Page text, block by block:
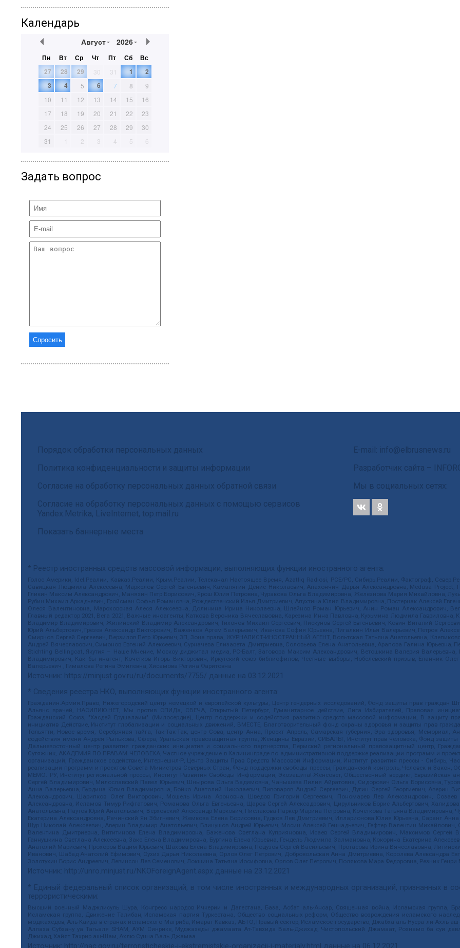
Календарь
Август 2026
Пн Вт Ср Чт Пт Сб
Вс
27
28 29 30 31 1
2
3
4 5 6 7 8
9
10
11 12 13 14 15
16
17
18 19 20 21 22
23
24
25 26 27 28 29
30
31
1 2 3 4 5 6
Задать вопрос
Порядок обработки персональных данных
Политика конфиденциальности и защиты информации
Согласие на обработку персональных данных обратной связи
Согласие на обработку персональных данных с помощью сервисов
Yandex.Metrika, LiveInternet, top.mail.ru
Показать баннерные места
E-mail: info@elbrusnews.ru
Разработчик сайта –
Мы в социальных сетях:
* Реестр иностранных средств массовой информации, выполняющих функции иностранного агента:
Голос Америки, Idel.Реалии, Кавказ.Реалии, Крым.Реалии, Телеканал Настоящее Время, Azatliq Radiosi, PCE/PC, Сибирь.Реалии, Фактограф,
Савицкая Людмила Алексеевна, Маркелов Сергей Евгеньевич, Камалягин Денис Николаевич, Апахончич Дарья Александровна, Medusa Project,
Гликин Максим Александрович, Маняхин Петр Борисович, Ярош Юлия Петровна, Чуракова Ольга Владимировна, Железнова Мария Михайловна,
Рубин Михаил Аркадьевич, Гройсман Софья Романовна, Рождественский Илья Дмитриевич, Апухтина Юлия Владимировна, Постернак Алексей
Олеся Валентиновна, Мароховская Алеся Алексеевна, Долинина Ирина Николаевна, Шлейнов Роман Юрьевич, Анин Роман Александрович,
Главный редактор 2021, Вега 2021, Важные иноагенты, Каткова Вероника Вячеславовна, Карезина Инна Павловна, Кузьмина Людмила
Владимир Владимирович, Жилинский Владимир Александрович, Тихонов Михаил Сергеевич, Пискунов Сергей Евгеньевич, Ковин Виталий
Юрий Альбертович, Грезев Александр Викторович, Важенков Артем Валерьевич, Иванова София Юрьевна, Пигалкин Илья Валерьевич, Петров
Смирнов Сергей Сергеевич, Верзилов Петр Юрьевич, ЗП, Зона права, ЖУРНАЛИСТ-ИНОСТРАННЫЙ АГЕНТ, Вольтская Татьяна Анатольевна,
Андрей Вячеславович, Симонов Евгений Алексеевич, Сурначева Елизавета Дмитриевна, Соловьева Елена Анатольевна, Арапова Галина
Stichting Bellingcat, Якутия – Наше Мнение, Москоу диджитал медиа, РС-Балт, Заговора Максим Александрович, Ветошкина Валерия
Владимирович, Как бы инагент, Кочетков Игорь Викторович, Иркутский союз библиофилов, Честные выборы, Нобелевский призыв, Еланчик
Валерьевич , Гималова Регина Эмилевна, Хисамова Регина Фаритовна
Источник: https://minjust.gov.ru/ru/documents/7755/ данные на 03.12.2021
* Сведения реестра НКО, выполняющих функции иностранного агента:
Гражданин.Армия.Право, Нижегородский центр немецкой и европейской культуры, Центр гендерных исследований, Фонд защиты прав граждан
Альянс врачей, НАСИЛИЮ.НЕТ, Мы против СПИДа, СВЕЧА, Открытый Петербург, Гуманитарное действие, Лига Избирателей, Правовая
Гражданский Союз, "Хасдей Ерушалаим" (Милосердие), Центр поддержки и содействия развитию средств массовой информации, В защиту
инициатив Действие, Институт глобализации и социальных движений, ВМЕСТЕ, Благотворительный фонд охраны здоровья и защиты прав
Тольятти, Новое время, Серебряная тайга, Так-Так-Так, центр Сова, центр Анна, Проект Апрель, Самарская губерния, Эра здоровья, Мемориал,
содействия имени Андрея Рылькова, Сфера, Уральская правозащитная группа, Женщины Евразии, СИБАЛЬТ, Институт прав человека, Фонд защиты
Дальневосточный центр развития гражданских инициатив и социального партнерства, Пермский региональный правозащитный центр,
Сутяжник, АКАДЕМИЯ ПО ПРАВАМ ЧЕЛОВЕКА, Частное учреждение в Калининграде по административной поддержке реализации программ и
организаций, Гражданское содействие, Интернешнл-Р, Центр Защиты Прав Средств Массовой Информации, Институт развития прессы - Сибирь,
реализации программ и проектов Совета Министров Северных Стран, Фонд поддержки свободы прессы, Гражданский контроль, Человек и
МЕМО. РУ, Институт региональной прессы, Институт Развития Свободы Информации, Экозащита!-Женсовет, Общественный вердикт, Евразийская
Сергей Владимирович, Милославский Павел Юрьевич, Шнырова Ольга Вадимовна, Чанышева Лилия Айратовна, Сидорович Ольга Борисовна,
Анна Валерьевна, Бурдина Юлия Владимировна, Бойко Анатолий Николаевич, Пивоваров Андрей Сергеевич, Дугин Сергей Георгиевич, Аверин
Александрович, Шарипков Олег Викторович, Мошель Ирина Ароновна, Шведов Григорий Сергеевич, Пономарев Лев Александрович,
Александровна, Исламов Тимур Рифгатович, Романова Ольга Евгеньевна, Щаров Сергей Алексадрович, Цирульников Борис Альбертович,
Анатольевна, Паутов Юрий Анатольевич, Верховский Александр Маркович, Пислакова-Паркер Марина Петровна, Кочеткова Татьяна Владимировна,
Екатерина Александровна, Рачинский Ян Збигневич, Жемкова Елена Борисовна, Гудков Лев Дмитриевич, Илларионова Юлия Юрьевна, Саранг
Щур Николай Алексеевич, Аверин Владимир Анатольевич, Блинушов Андрей Юрьевич, Мосин Алексей Геннадьевич, Гефтер Валентин
Валентина Дмитриевна, Вититинова Елена Владимировна, Баженова Светлана Куприяновна, Исаев Сергей Владимирович, Максимов Сергей
Ганнушкина Светлана Алексеевна, Закс Елена Владимировна, Буртина Елена Юрьевна, Гендель Людмила Залмановна, Кокорина Екатерина
Анатолий Мариевич, Прохоров Вадим Юрьевич, Шахова Елена Владимировна, Подузов Сергей Васильевич, Протасова Ирина Вячеславовна,
Иванович, Шабад Анатолий Ефимович, Сухих Дарья Николаевна, Орлов Олег Петрович, Добровольская Анна Дмитриевна, Королева Александра
Золотухин Борис Андреевич, Левинсон Лев Семенович, Локшина Татьяна Иосифовна, Орлов Олег Петрович, Полякова Мара Федоровна, Резник
Источник: http://unro.minjust.ru/NKOForeignAgent.aspx данные на 23.12.2021
* Единый федеральный список организаций, в том числе иностранных и международных организаций, признанных в
террористическими:
Высший военный Маджлисуль Шура, Конгресс народов Ичкерии и Дагестана, База, Асбат аль-Ансар, Священная война, Исламская группа,
Исламская группа, Движение Талибан, Исламская партия Туркестана, Общество социальных реформ, Общество возрождения исламского
моджахедов, Аль-Каида в странах исламского Магриба, Имарат Кавказ, АБТО, Правый сектор, Исламское государство, Джабха аль-Нусра ли-
Аллаха Субхану уа Тагьаля SHAM, АУМ Синрике, Муджахеды джамаата Ат-Тавхида Валь-Джихад, Чистопольский Джамаат, Рохнамо ба суи
Джихад, Хайят Тахрир аш-Шам, Ахлю Сунна Валь Джамаа
Источник: http://nac.gov.ru/terroristicheskie-i-ekstremistskie-organizacii-i-materialy.html данные на 06.12.2021